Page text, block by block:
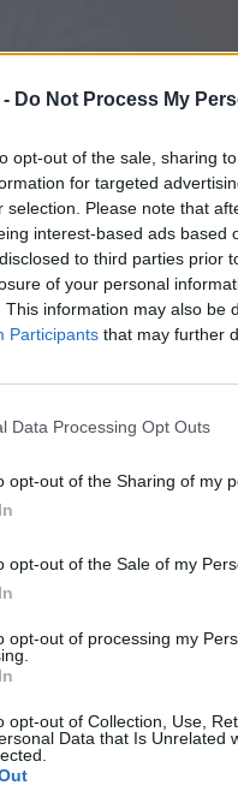
Do Not Process My
opt-out of the sale, sharing
for targeted
selection. Please note that
interest-based ads based
to third parties prior
of your personal
This information may also be
Participants that may further
Data Processing Opt Outs
opt-out of the Sharing of my
opt-out of the Sale of my
opt-out of processing my
opt-out of Collection, Use,
Data that Is Unrelated
csak
13 országban
3000 példány),
elérni,
területei különleges